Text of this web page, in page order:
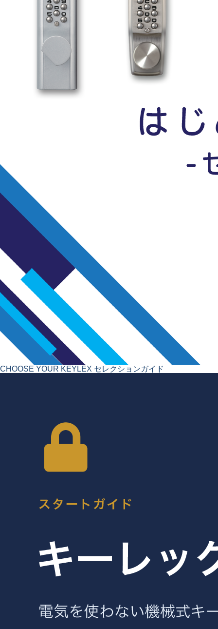
CHOOSE YOUR KEYLEX セレクションガイド